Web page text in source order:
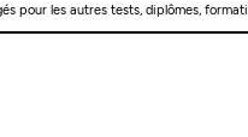
pour les autres tests, diplômes,